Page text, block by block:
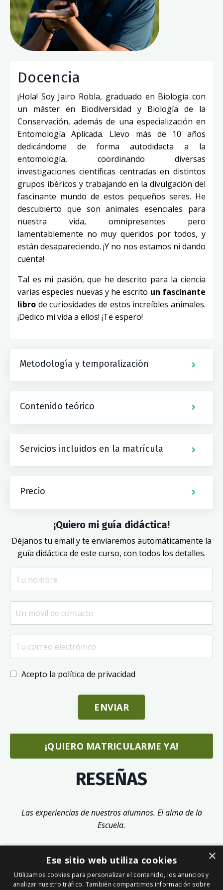
Docencia
¡Hola! Soy Jairo Robla, graduado en Biología con
un máster en Biodiversidad y Biología de la
Conservación, además de una especialización en
Entomología Aplicada. Llevo más de 10 años
dedicándome de forma autodidacta a la
entomología, coordinando diversas
investigaciones científicas centradas en distintos
grupos ibéricos y trabajando en la divulgación del
fascinante mundo de estos pequeños seres. He
descubierto que son animales esenciales para
nuestra vida, omnipresentes pero
lamentablemente no muy queridos por todos, y
están desapareciendo. ¡Y no nos estamos ni dando
cuenta!
Tal es mi pasión, que he descrito para la ciencia
varias especies nuevas y he escrito un fascinante
libro de curiosidades de estos increíbles animales.
¡Dedico mi vida a ellos! ¡Te espero!
Metodología y temporalización
Contenido teórico
Servicios incluidos en la matrícula
Precio
¡Quiero mi guía didáctica!
Déjanos tu email y te enviaremos automáticamente la
guía didáctica de este curso, con todos los detalles.
Acepto la política de privacidad
ENVIAR
¡QUIERO MATRICULARME YA!
RESEÑAS
Las experiencias de nuestros alumnos. El alma de la
Escuela.
×
Ese sitio web utiliza cookies
Utilizamos cookies para personalizar el contenido, los anuncios y
analizar nuestro tráfico. También compartimos información sobre